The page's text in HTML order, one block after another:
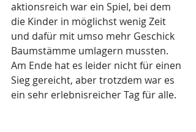
aktionsreich war ein Spiel, bei dem
die Kinder in möglichst wenig Zeit
und dafür mit umso mehr Geschick
Baumstämme umlagern mussten.
Am Ende hat es leider nicht für einen
Sieg gereicht, aber trotzdem war es
ein sehr erlebnisreicher Tag für alle.